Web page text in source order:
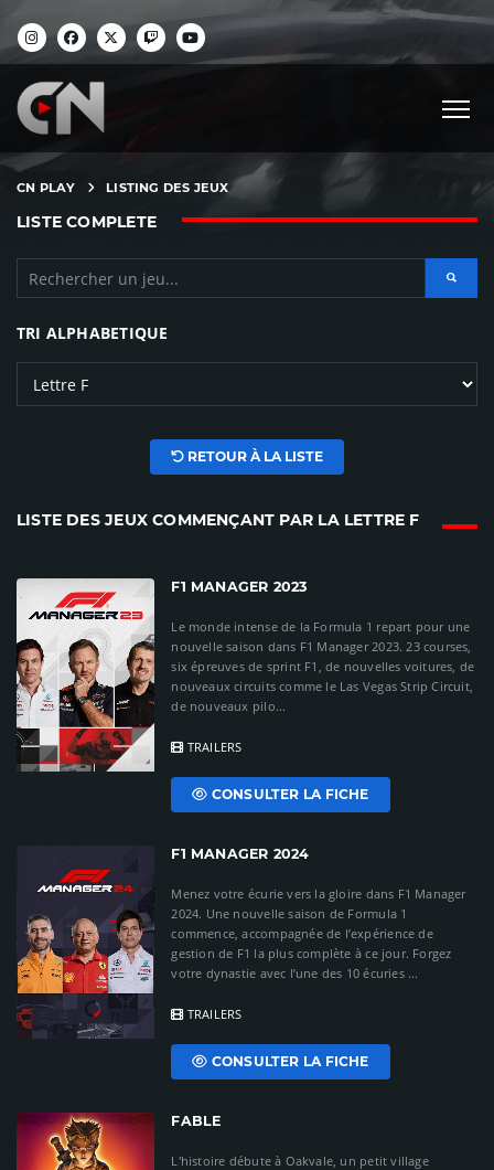
CN PLAY LISTING DES JEUX
LISTE COMPLETE
TRI ALPHABETIQUE
RETOUR À LA LISTE
LISTE DES JEUX COMMENÇANT PAR LA LETTRE F
F1 MANAGER 2023
Le monde intense de la Formula 1 repart pour une
nouvelle saison dans F1 Manager 2023. 23 courses,
six épreuves de sprint F1, de nouvelles voitures, de
nouveaux circuits comme le Las Vegas Strip Circuit,
de nouveaux pilo...
TRAILERS
CONSULTER LA FICHE
F1 MANAGER 2024
Menez votre écurie vers la gloire dans F1 Manager
2024. Une nouvelle saison de Formula 1
commence, accompagnée de l’expérience de
gestion de F1 la plus complète à ce jour. Forgez
votre dynastie avec l’une des 10 écuries ...
TRAILERS
CONSULTER LA FICHE
FABLE
L'histoire débute à Oakvale, un petit village